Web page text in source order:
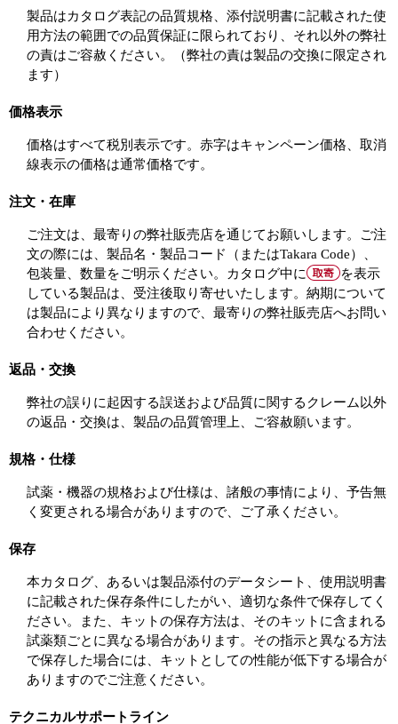
製品はカタログ表記の品質規格、添付説明書に記載された使
用方法の範囲での品質保証に限られており、それ以外の弊社
の責はご容赦ください。（弊社の責は製品の交換に限定され
ます）
価格表示
価格はすべて税別表示です。赤字はキャンペーン価格、取消
線表示の価格は通常価格です。
注文・在庫
ご注文は、最寄りの弊社販売店を通じてお願いします。ご注
文の際には、製品名・製品コード（またはTakara Code）、
包装量、数量をご明示ください。カタログ中に
を表示
している製品は、受注後取り寄せいたします。納期について
は製品により異なりますので、最寄りの弊社販売店へお問い
合わせください。
返品・交換
弊社の誤りに起因する誤送および品質に関するクレーム以外
の返品・交換は、製品の品質管理上、ご容赦願います。
規格・仕様
試薬・機器の規格および仕様は、諸般の事情により、予告無
く変更される場合がありますので、ご了承ください。
保存
本カタログ、あるいは製品添付のデータシート、使用説明書
に記載された保存条件にしたがい、適切な条件で保存してく
ださい。また、キットの保存方法は、そのキットに含まれる
試薬類ごとに異なる場合があります。その指示と異なる方法
で保存した場合には、キットとしての性能が低下する場合が
ありますのでご注意ください。
テクニカルサポートライン